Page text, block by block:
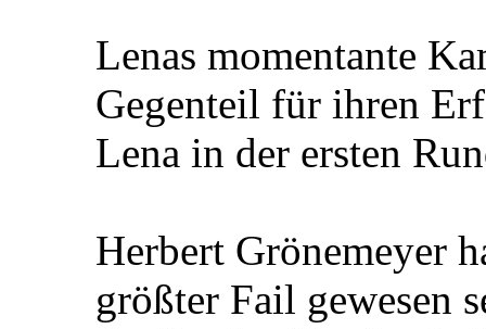
Lenas momentante
Gegenteil für ihren
Lena in der ersten
Herbert Grönemeyer
größter Fail gewesen